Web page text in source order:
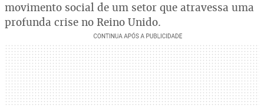
movimento social de um setor que atravessa uma
profunda crise no Reino Unido.